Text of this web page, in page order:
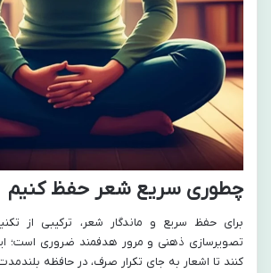
چطوری سریع شعر حفظ کنیم
برای حفظ سریع و ماندگار شعر، ترکیبی از
تصویرسازی ذهنی و مرور هدفمند ضروری
کنند تا اشعار به جای تکرار صرف، در حافظه